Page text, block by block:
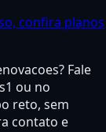
confira planos
Fale
ou no
reto, sem
contato e